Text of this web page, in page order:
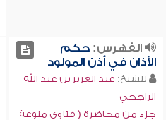
الفهرس:حكم
الأذان في أذن المولود
للشيخ: عبد العزيز بن عبد الله
الراجحي
جزء من محاضرة ( فتاوى منوعة